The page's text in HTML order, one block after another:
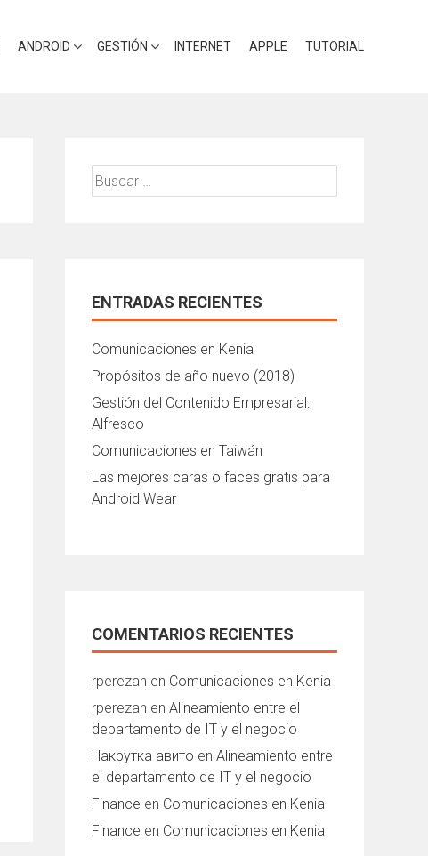
ANDROID GESTIÓN INTERNET APPLE TUTORIAL
Buscar:
ENTRADAS RECIENTES
Comunicaciones en Kenia
Propósitos de año nuevo (2018)
Gestión del Contenido Empresarial:
Alfresco
Comunicaciones en Taiwán
Las mejores caras o faces gratis para
Android Wear
COMENTARIOS RECIENTES
rperezan en Comunicaciones en Kenia
rperezan en Alineamiento entre el
departamento de IT y el negocio
Накрутка авито en Alineamiento entre
el departamento de IT y el negocio
Finance en Comunicaciones en Kenia
Finance en Comunicaciones en Kenia